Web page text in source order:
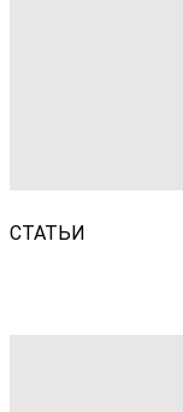
СТАТЬИ